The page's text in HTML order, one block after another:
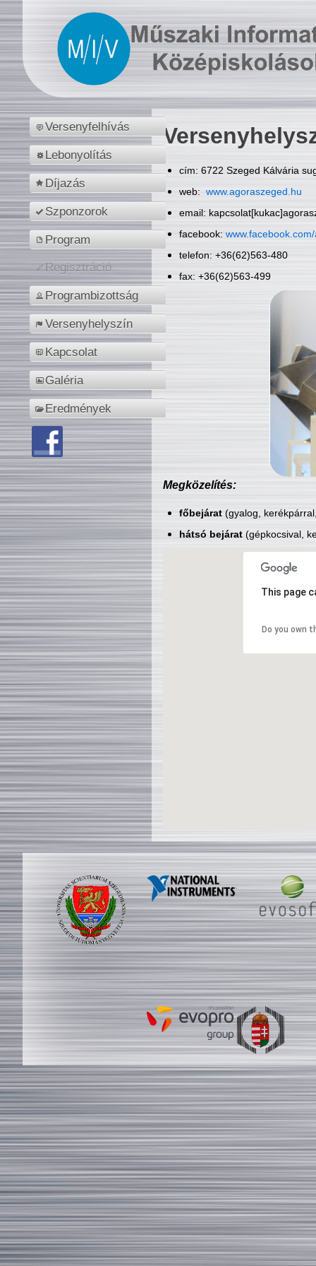
Versenyfelhívás
Lebonyolítás
Díjazás
Szponzorok
Program
Regisztráció
Programbizottság
Versenyhelyszín
Kapcsolat
Galéria
Eredmények
cím: 6722 Szeged Kálvária
web: www.agoraszeged.hu
email:
facebook:
telefon: +36(62)563-480
fax: +36(62)563-499
Megközelítés:
főbejárat(gyalog,
hátsó bejárat(gépkocsival,
This page
Do you own